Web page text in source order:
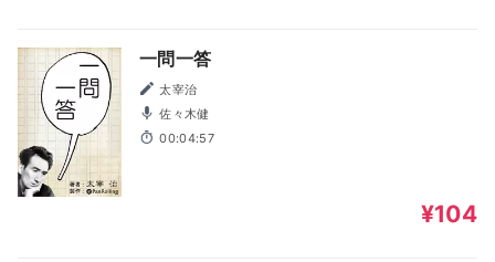
一問一答
太宰治
佐々木健
00:04:57
¥104